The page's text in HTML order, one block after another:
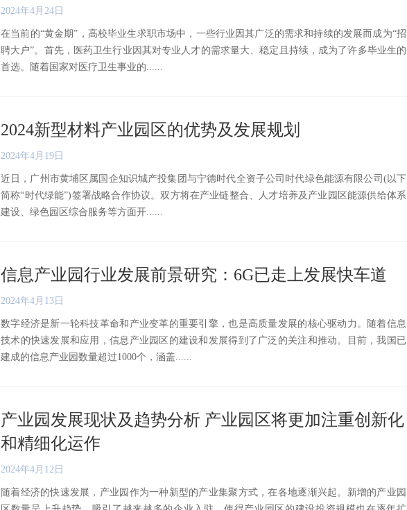
2024年4月24日
在当前的“黄金期”，高校毕业生求职市场中，一些行业因其广泛的需求和持续的发展而成为“招
聘大户”。首先，医药卫生行业因其对专业人才的需求量大、稳定且持续，成为了许多毕业生的
首选。随着国家对医疗卫生事业的......
2024新型材料产业园区的优势及发展规划
2024年4月19日
近日，广州市黄埔区属国企知识城产投集团与宁德时代全资子公司时代绿色能源有限公司(以下
简称“时代绿能”)签署战略合作协议。双方将在产业链整合、人才培养及产业园区能源供给体系
建设、绿色园区综合服务等方面开......
信息产业园行业发展前景研究：6G已走上发展快车道
2024年4月13日
数字经济是新一轮科技革命和产业变革的重要引擎，也是高质量发展的核心驱动力。随着信息
技术的快速发展和应用，信息产业园区的建设和发展得到了广泛的关注和推动。目前，我国已
建成的信息产业园数量超过1000个，涵盖......
产业园发展现状及趋势分析 产业园区将更加注重创新化
和精细化运作
2024年4月12日
随着经济的快速发展，产业园作为一种新型的产业集聚方式，在各地逐渐兴起。新增的产业园